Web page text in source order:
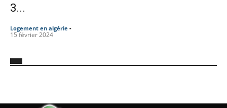
3...
Logement en algérie -
15 février 2024